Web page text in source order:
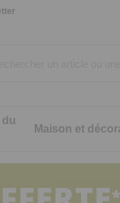
Maison et